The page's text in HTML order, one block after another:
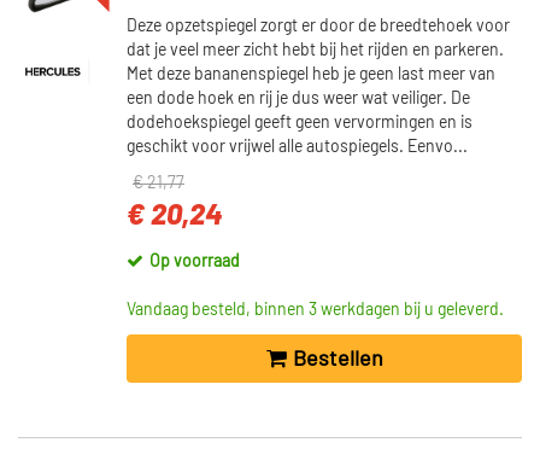
Deze opzetspiegel zorgt er door de breedtehoek voor
dat je veel meer zicht hebt bij het rijden en parkeren.
Met deze bananenspiegel heb je geen last meer van
een dode hoek en rij je dus weer wat veiliger. De
dodehoekspiegel geeft geen vervormingen en is
geschikt voor vrijwel alle autospiegels. Eenvo...
€ 21,77
€ 20,24
Op voorraad
Vandaag besteld, binnen 3 werkdagen bij u geleverd.
Bestellen